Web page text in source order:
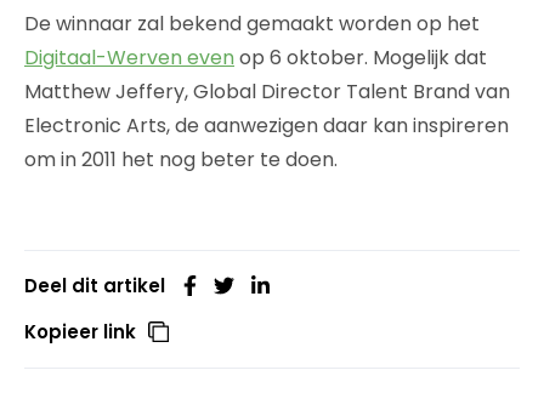
De winnaar zal bekend gemaakt worden op het
Digitaal-Werven even op 6 oktober. Mogelijk dat
Matthew Jeffery, Global Director Talent Brand van
Electronic Arts, de aanwezigen daar kan inspireren
om in 2011 het nog beter te doen.
Deel dit artikel
Kopieer link